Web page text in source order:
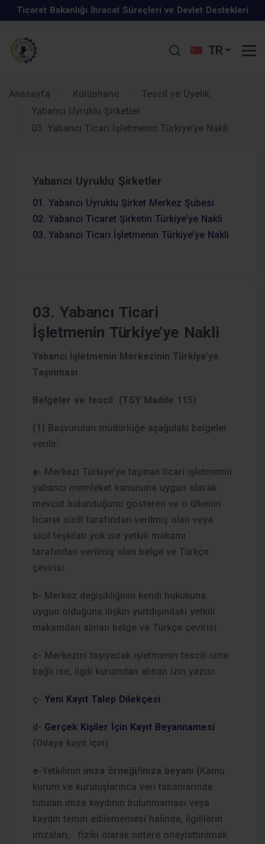
Ticaret Bakanlığı İhracat Süreçleri ve Devlet Destekleri
Kurumlar vergisi beyanname süresi uzatıldı.
Özbekistan
KOSGEB Kapasite Geliştirme Destek Programı
Mayıs 2025 Elektronik Sohbet Toplantıları
GIDA SATIŞ VE TOPLU TÜKETİM YERLERİNDE KAREKOD
İhracat Uzmanlığı Programı
29 Ocak - 4 Şubat 2026 tarihleri arasında ekonomiye dair
öne çıkan düzenlemeler
Enflasyon Düzeltmesi Hakkında
TR
Anasayfa Kütüphane
Tescil ve Üyelik
Yabancı Uyruklu Şirketler
03. Yabancı Ticari İşletmenin Türkiye’ye Nakli
Yabancı Uyruklu Şirketler
01. Yabancı Uyruklu Şirket Merkez Şubesi
02. Yabancı Ticaret Şirketin Türkiye’ye Nakli
03. Yabancı Ticari İşletmenin Türkiye’ye Nakli
03. Yabancı Ticari
İşletmenin Türkiye’ye Nakli
Yabancı İşletmenin Merkezinin Türkiye’ye
Taşınması
Belgeler ve tescil (TSY Madde 115)
(1) Başvurulan müdürlüğe aşağıdaki belgeler
verilir:
a- Merkezi Türkiye’ye taşınan ticari işletmenin
yabancı memleket kanununa uygun olarak
mevcut bulunduğunu gösteren ve o ülkenin
ticaret sicili tarafından verilmiş olan veya
sicil teşkilatı yok ise yetkili makamı
tarafından verilmiş olan belge ve Türkçe
çevirisi.
b- Merkez değişikliğinin kendi hukukuna
uygun olduğuna ilişkin yurtdışındaki yetkili
makamdan alınan belge ve Türkçe çevirisi.
c- Merkezini taşıyacak işletmenin tescili izne
bağlı ise, ilgili kurumdan alınan izin yazısı.
ç- Yeni Kayıt Talep Dilekçesi
d- Gerçek Kişiler İçin Kayıt Beyannamesi
(Odaya kayıt için)
e-Yetkilinin imza örneği/imza beyanı (Kamu
kurum ve kuruluşlarınca veri tabanlarında
tutulan imza kaydının bulunmaması veya
kaydın temin edilememesi halinde, ilgililerin
imzaları,
fiziki olarak notere onaylattırılmak